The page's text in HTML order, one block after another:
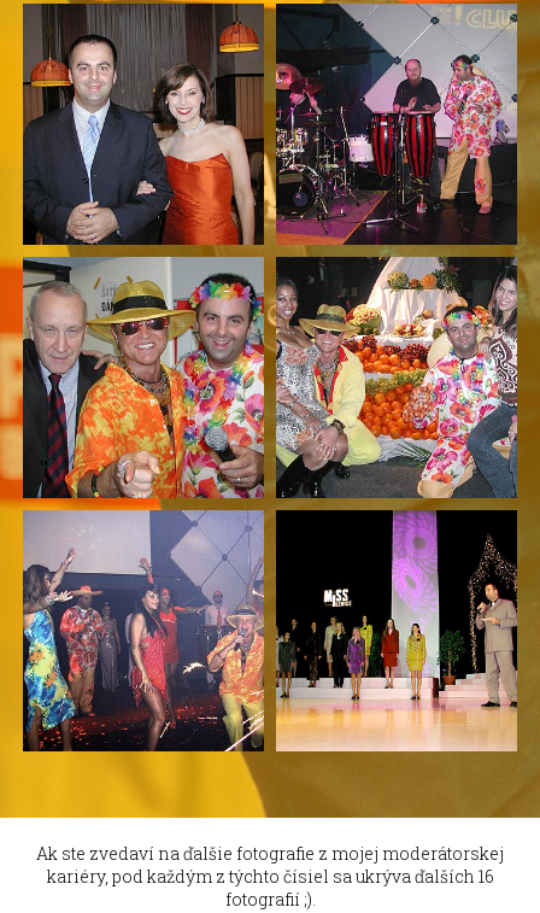
Ak ste zvedaví na ďalšie fotografie z mojej moderátorskej
kariéry, pod každým z týchto čísiel sa ukrýva ďalších 16
fotografií ;).